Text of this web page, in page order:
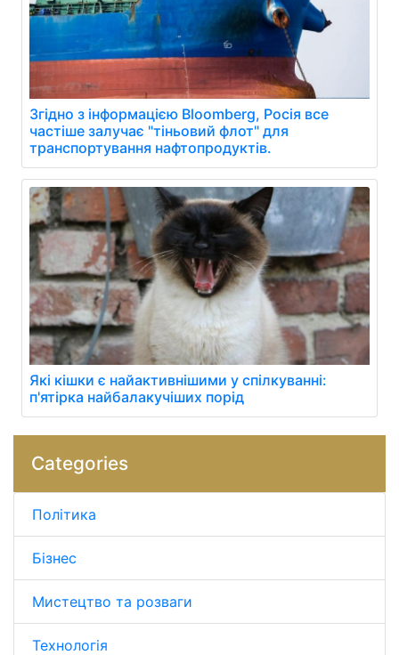
Згідно з інформацією Bloomberg, Росія все
частіше залучає "тіньовий флот" для
транспортування нафтопродуктів.
Які кішки є найактивнішими у спілкуванні:
п'ятірка найбалакучіших порід
Categories
Політика
Бізнес
Мистецтво та розваги
Технологія